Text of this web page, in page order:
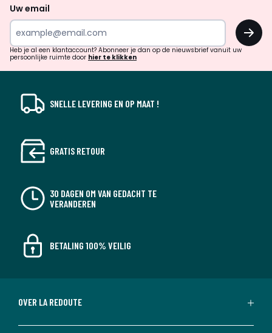
inspiratie
verrassingen?
Uw email
OK
Heb je al een klantaccount? Abonneer je dan op de nieuwsbrief vanuit uw
persoonlijke ruimte door hier te klikken
SNELLE LEVERING EN OP MAAT !
GRATIS RETOUR
30 DAGEN OM VAN GEDACHT TE
VERANDEREN
BETALING 100% VEILIG
OVER LA REDOUTE